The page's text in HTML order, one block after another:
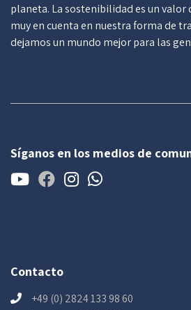
planeta. La sostenibilidad es un
muy en cuenta en nuestra forma de
dejamos un mundo mejor para las
Síganos en los medios de
Contacto
+49 (0) 2824 133 98 60